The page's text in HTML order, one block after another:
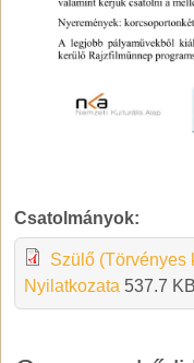
Csatolmányok:
Szülő (Törvényes
Nyilatkozata 537.7 KB